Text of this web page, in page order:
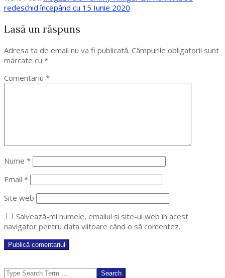
redeschid începând cu 15 Iunie 2020
Lasă un răspuns
Adresa ta de email nu va fi publicată. Câmpurile obligatorii sunt
marcate cu *
Comentariu *
Nume *
Email *
Site web
Salvează-mi numele, emailul și site-ul web în acest
navigator pentru data viitoare când o să comentez.
Search